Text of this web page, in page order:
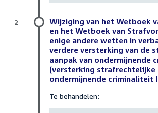
Wijziging van het Wetboek
en het Wetboek van
enige andere wetten in
verdere versterking van de
aanpak van ondermijnende
(versterking strafrechtelijke
ondermijnende criminaliteit
Te behandelen:
2